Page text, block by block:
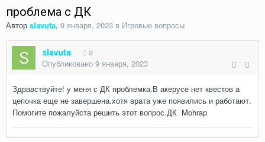
проблема с ДК
Автор slavuta, 9 января, 2023 в Игровые вопросы
slavuta 0
Опубликовано 9 января, 2023
Здравствуйте! у меня с ДК проблемка.В акерусе нет квестов а
цепочка еще не завершена.хотя врата уже появились и работают.
Помогите пожалуйста решить этот вопрос.ДК Mohrap